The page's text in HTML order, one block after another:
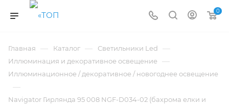
0
Главная — Каталог — Светильники Led —
Иллюминация и декоративное освещение —
Иллюминационное / декоративное / новогоднее освещение
—
Navigator Гирлянда 95 008 NGF-D034-02 (бахрома елки и